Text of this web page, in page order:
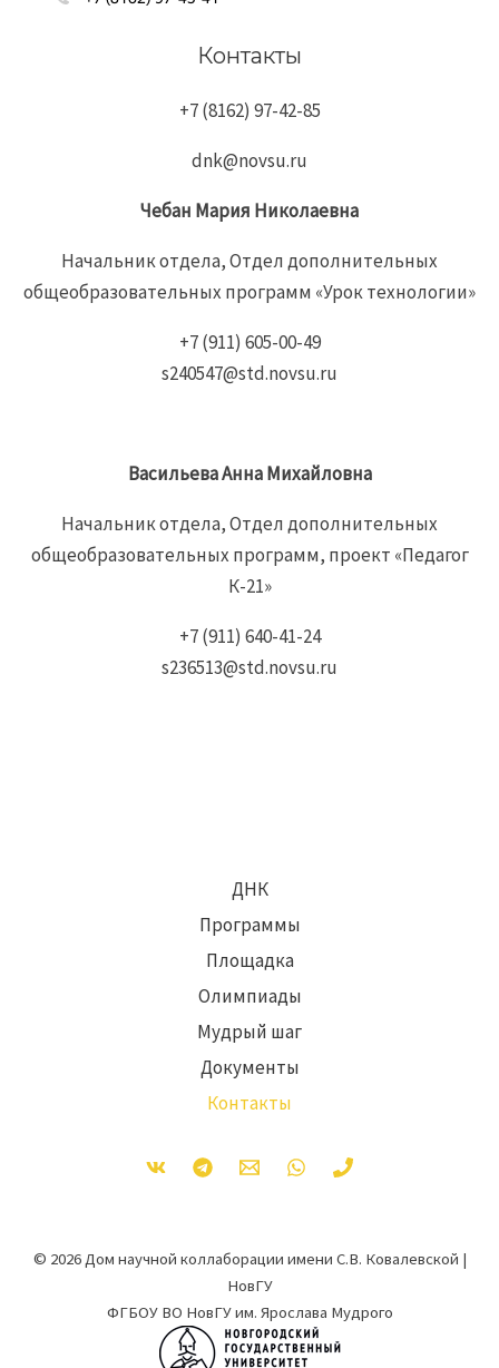
Контакты
+7 (8162) 97-42-85
dnk@novsu.ru
Чебан Мария Николаевна
Начальник отдела, Отдел дополнительных
общеобразовательных программ «Урок технологии»
+7 (911) 605-00-49
s240547@std.novsu.ru
Васильева Анна Михайловна
Начальник отдела, Отдел дополнительных
общеобразовательных программ, проект «Педагог
К-21»
+7 (911) 640-41-24
s236513@std.novsu.ru
ДНК
Программы
Площадка
Олимпиады
Мудрый шаг
Документы
Контакты
© 2026 Дом научной коллаборации имени С.В. Ковалевской |
НовГУ
ФГБОУ ВО НовГУ им. Ярослава Мудрого